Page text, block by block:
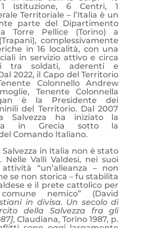
Istituzione, 6 Centri, 1
Territoriale – l’Italia è un
parte del Dipartimento
Torre Pellice (Torino) a
complessivamente
in 16 località, con una
in servizio attivo e circa
tra soldati, aderenti e
2022, il Capo del Territorio
Colonnello Andrew
Tenente Colonnella
è la Presidente dei
del Territorio. Dal 2007
Salvezza ha iniziato la
in Grecia sotto la
Comando Italiano.
Salvezza in Italia non è stato
Nelle Valli Valdesi, nei suoi
“un’alleanza – non
se non storica – fu stabilita
e il prete cattolico per
nemico” (David
in divisa. Un secolo di
della Salvezza fra gli
, Claudiana, Torino 1987, p.